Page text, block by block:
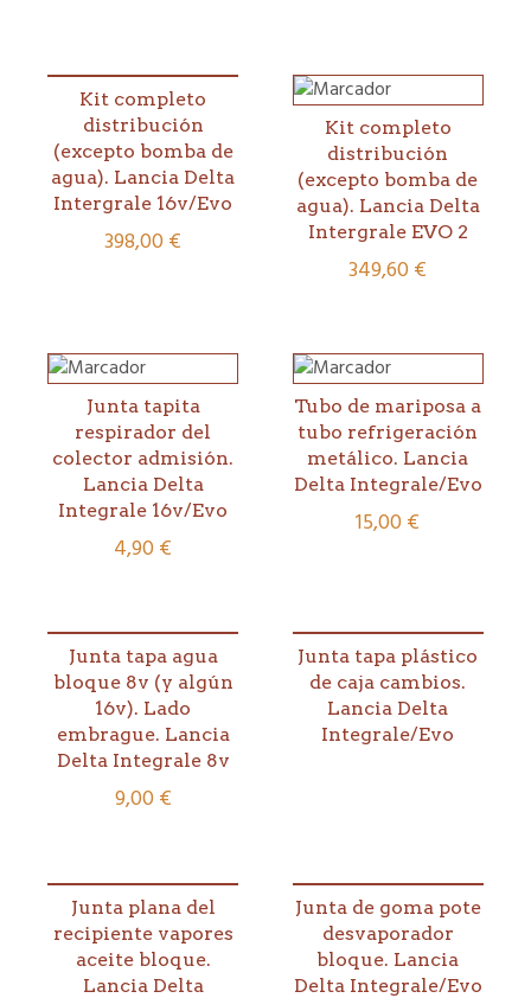
Kit completo
distribución
(excepto bomba de
agua). Lancia Delta
Intergrale 16v/Evo
398,00€
Kit completo
distribución
(excepto bomba de
agua). Lancia Delta
Intergrale EVO 2
349,60€
Junta tapita
respirador del
colector admisión.
Lancia Delta
Integrale 16v/Evo
4,90€
Tubo de mariposa a
tubo refrigeración
metálico. Lancia
Delta Integrale/Evo
15,00€
Junta tapa agua
bloque 8v (y algún
16v). Lado
embrague. Lancia
Delta Integrale 8v
9,00€
Junta tapa plástico
de caja cambios.
Lancia Delta
Integrale/Evo
Junta plana del
recipiente vapores
aceite bloque.
Lancia Delta
Junta de goma pote
desvaporador
bloque. Lancia
Delta Integrale/Evo